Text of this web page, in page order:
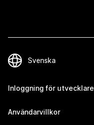
Inloggning för utvecklare
Användarvillkor